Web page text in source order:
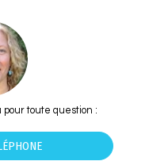
pour toute question :